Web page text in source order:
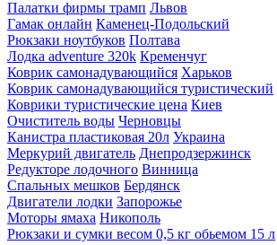
Палатки фирмы трамп Львов
Гамак онлайн Каменец-Подольский
Рюкзаки ноутбуков Полтава
Лодка adventure 320k Кременчуг
Коврик самонадувающийся Харьков
Коврик самонадувающийся туристический
Коврики туристические цена Киев
Очиститель воды Черновцы
Канистра пластиковая 20л Украина
Меркурий двигатель Днепродзержинск
Редукторе лодочного Винница
Спальных мешков Бердянск
Двигатели лодки Запорожье
Моторы ямаха Никополь
Рюкзаки и сумки весом 0,5 кг обьемом 15 л